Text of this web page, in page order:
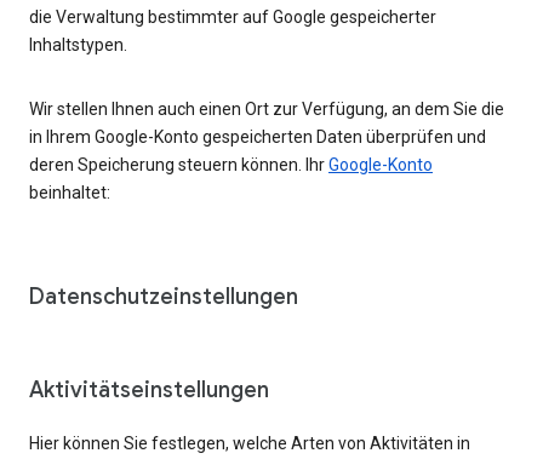
die Verwaltung bestimmter auf Google gespeicherter
Inhaltstypen.
Wir stellen Ihnen auch einen Ort zur Verfügung, an dem Sie die
in Ihrem Google-Konto gespeicherten Daten überprüfen und
deren Speicherung steuern können. IhrGoogle-Konto
beinhaltet:
Datenschutzeinstellungen
Aktivitätseinstellungen
Hier können Sie festlegen, welche Arten von Aktivitäten in